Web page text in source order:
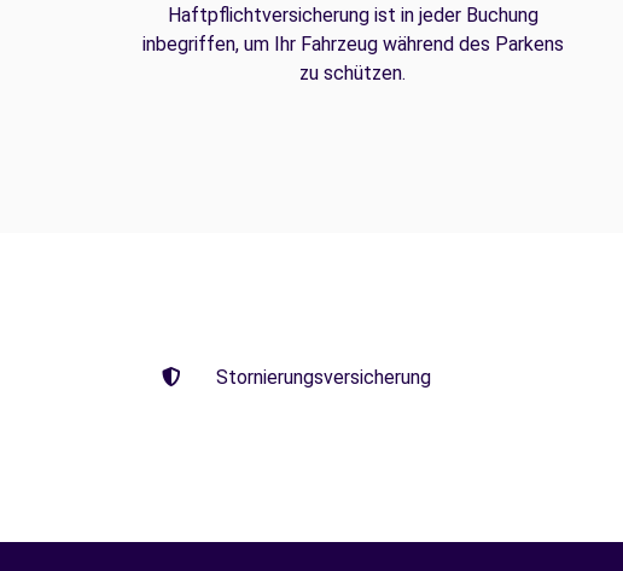
Haftpflichtversicherung ist in jeder Buchung
inbegriffen, um Ihr Fahrzeug während des Parkens
zu schützen.
Stornierungsversicherung